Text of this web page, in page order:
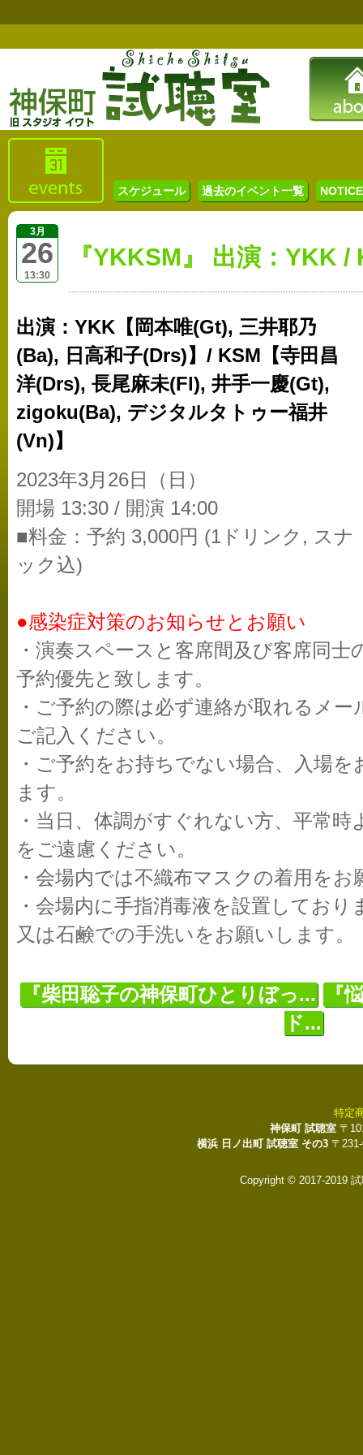
スケジュール 過去のイベント一覧
3月
26
13:30
『YKKSM』 出演：YKK /
出演：YKK【岡本唯(Gt), 三井耶乃
(Ba), 日高和子(Drs)】/ KSM【寺田昌
洋(Drs), 長尾麻未(Fl), 井手一慶(Gt),
zigoku(Ba), デジタルタトゥー福井
(Vn)】
2023年3月26日（日）
開場 13:30 / 開演 14:00
■料金：予約 3,000円 (1ドリンク, スナ
ック込)
●感染症対策のお知らせとお願い
・演奏スペースと客席間及び客席同
予約優先と致します。
・ご予約の際は必ず連絡が取れるメ
ご記入ください。
・ご予約をお持ちでない場合、入場
ます。
・当日、体調がすぐれない方、平常
をご遠慮ください。
・会場内では不織布マスクの着用をお
・会場内に手指消毒液を設置してお
又は石鹸での手洗いをお願いします。
『柴田聡子の神保町ひとりぼっ...
『
ド...
特定
神保町 試聴室 〒
横浜 日ノ出町 試聴室 その3 〒
Copyright © 2017-2019